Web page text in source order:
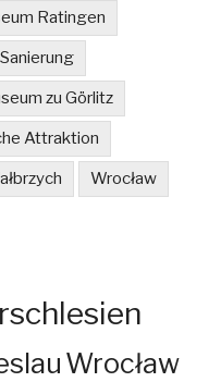
Ratingen
Sanierung
zu Görlitz
Attraktion
Wrocław
Wrocław